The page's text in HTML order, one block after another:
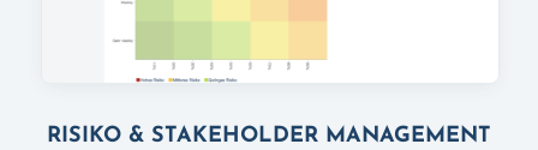
RISIKO & STAKEHOLDER MANAGEMENT